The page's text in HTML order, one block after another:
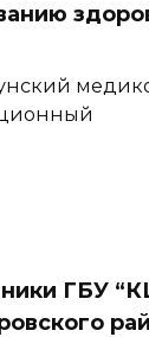
ГБУ